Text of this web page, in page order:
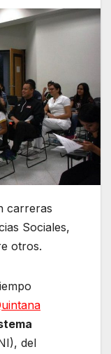
carreras
Sociales,
otros.
del